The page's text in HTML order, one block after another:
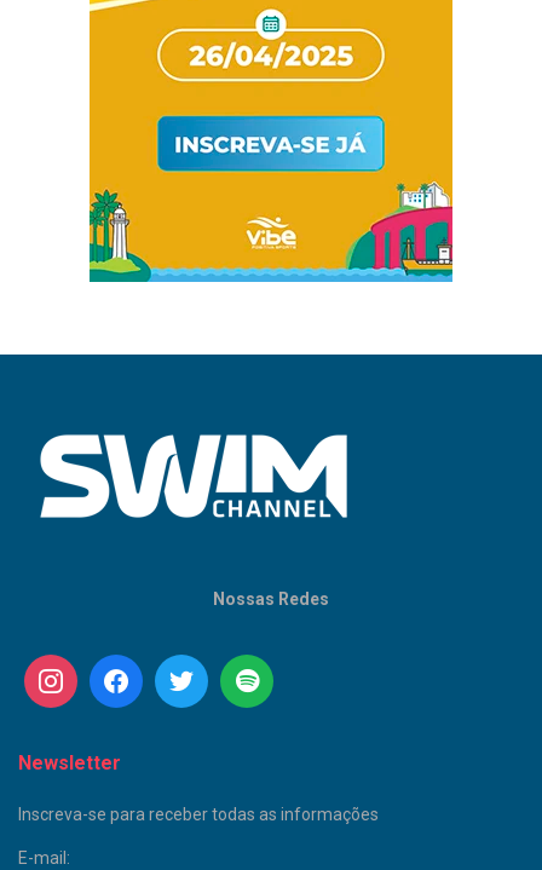
Nossas Redes
Newsletter
Inscreva-se para receber todas as informações
E-mail: